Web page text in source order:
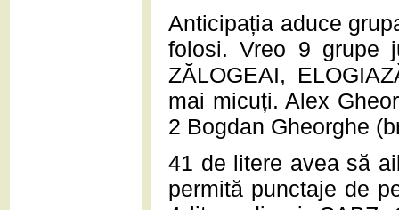
Anticipația aduce
folosi. Vreo 9 grupe
ZĂLOGEAI,
mai micuți. Alex
2 Bogdan Gheorghe
41 de litere avea să
permită punctaje de